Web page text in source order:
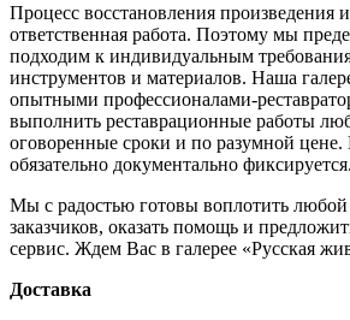
Процесс восстановления произведения
ответственная работа. Поэтому мы
подходим к индивидуальным
инструментов и материалов. Наша
опытными профессионалами-
выполнить реставрационные работы
оговоренные сроки и по разумной цене.
обязательно документально фиксируется.
Мы с радостью готовы воплотить
заказчиков, оказать помощь и
сервис. Ждем Вас в галерее «Русская
Доставка